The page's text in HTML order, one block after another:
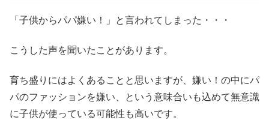
「子供からパパ嫌い！」と言われてしまった・・・
こうした声を聞いたことがあります。
育ち盛りにはよくあることと思いますが、嫌い！の中にパ
パのファッションを嫌い、という意味合いも込めて無意識
に子供が使っている可能性も高いです。